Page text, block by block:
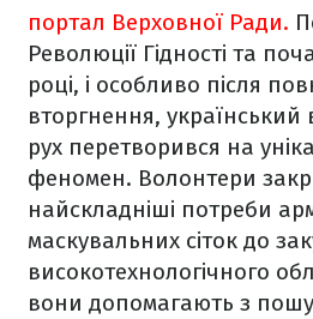
портал Верховної Ради.
Революції Гідності та
році, і особливо після
вторгнення, український
рух перетворився на
феномен. Волонтери
найскладніші потреби
маскувальних сіток до
високотехнологічного
вони допомагають з